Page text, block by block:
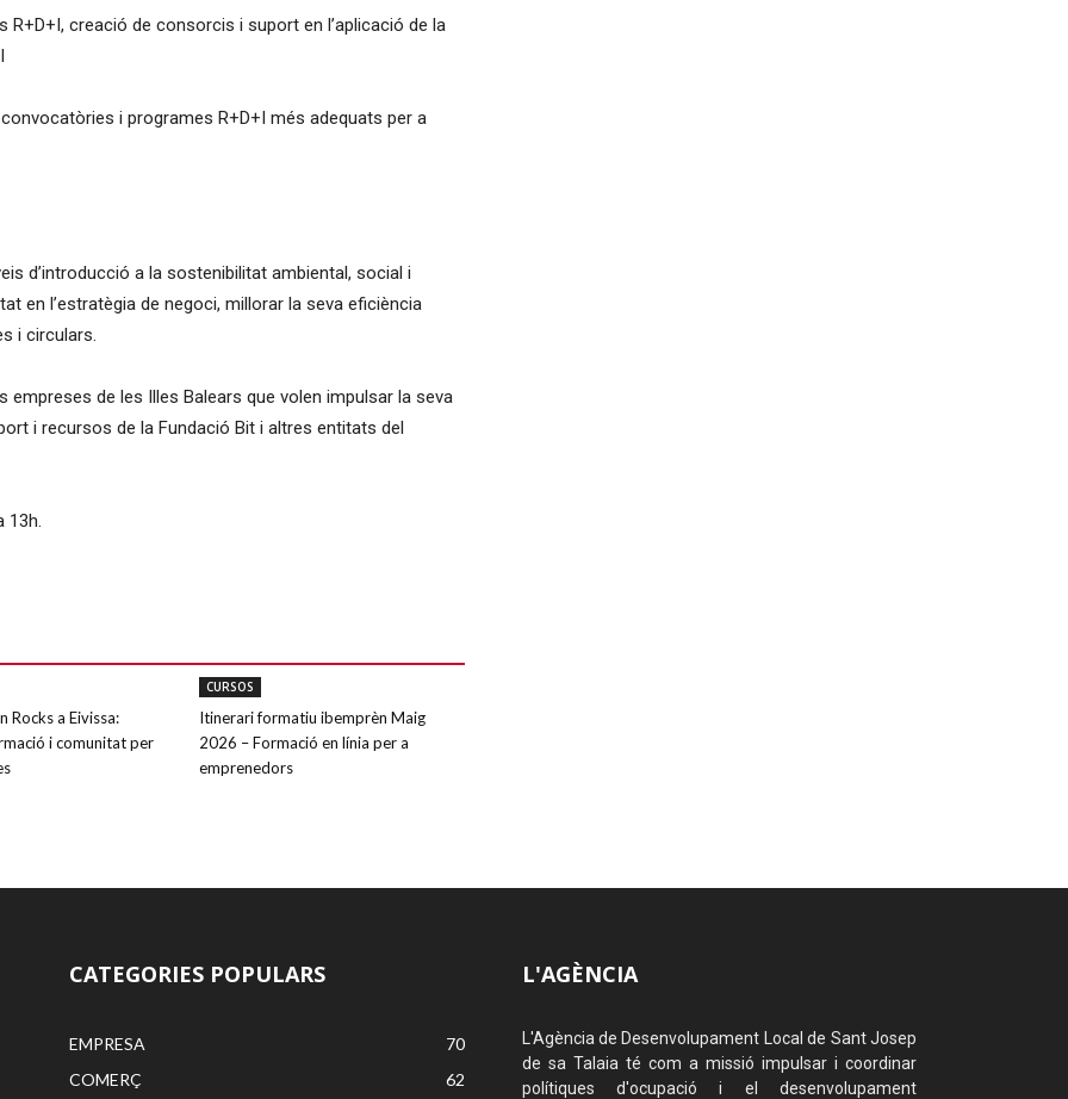
creació de consorcis i suport en l’aplicació de la
i programes R+D+I més adequats per a
d’introducció a la sostenibilitat ambiental, social i
en l’estratègia de negoci, millorar la seva eficiència
i circulars.
de les Illes Balears que volen impulsar la seva
i recursos de la Fundació Bit i altres entitats del
13h.
Rocks a Eivissa:
i comunitat per
CURSOS
Itinerari formatiu ibemprèn Maig
2026 – Formació en línia per a
emprenedors
CATEGORIES POPULARS
EMPRESA
70
COMERÇ
62
L'AGÈNCIA
L'Agència de Desenvolupament Local de Sant Josep
de sa Talaia té com a missió impulsar i coordinar
polítiques d'ocupació i el desenvolupament